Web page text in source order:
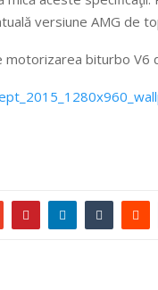
versiune AMG de
biturbo V6